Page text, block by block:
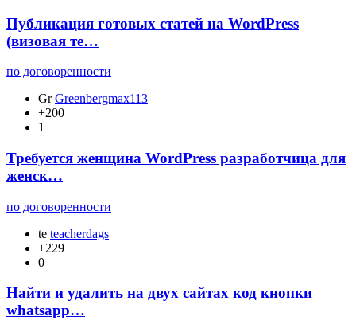
Публикация готовых статей на WordPress
(визовая те…
по договоренности
Gr Greenbergmax113
+200
1
Требуется женщина WordPress разработчица для
женск…
по договоренности
te teacherdags
+229
0
Найти и удалить на двух сайтах код кнопки
whatsapp…